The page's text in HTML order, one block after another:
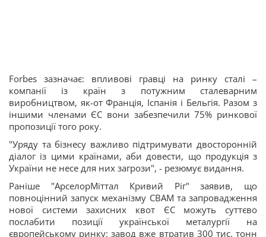
Forbes зазначає: впливові гравці на ринку сталі –
компанії із країн з потужним сталеварним
виробництвом, як-от Франція, Іспанія і Бельгія. Разом з
іншими членами ЄС вони забезпечили 75% ринкової
пропозиції того року.
"Уряду та бізнесу важливо підтримувати двосторонній
діалог із цими країнами, аби довести, що продукція з
України не несе для них загрози", - резюмує видання.
Раніше "АрселорМіттал Кривий Ріг" заявив, що
повноцінний запуск механізму CBAM та запровадження
нової системи захисних квот ЄС можуть суттєво
послабити позиції української металургії на
європейському ринку: завод вже втратив 300 тис. тонн